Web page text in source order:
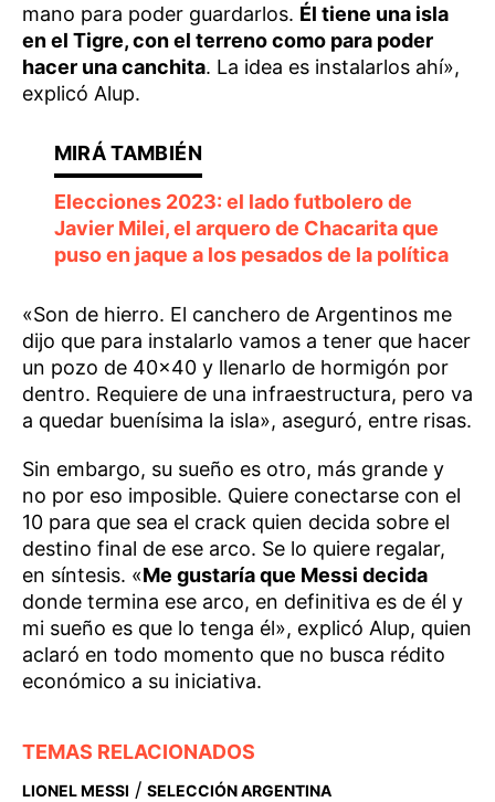
mano para poder guardarlos. Él tiene una isla
en el Tigre, con el terreno como para poder
hacer una canchita. La idea es instalarlos ahí»,
explicó Alup.
Elecciones 2023: el lado futbolero de
Javier Milei, el arquero de Chacarita que
puso en jaque a los pesados de la política
«Son de hierro. El canchero de Argentinos me
dijo que para instalarlo vamos a tener que hacer
un pozo de 40×40 y llenarlo de hormigón por
dentro. Requiere de una infraestructura, pero va
a quedar buenísima la isla», aseguró, entre risas.
Sin embargo, su sueño es otro, más grande y
no por eso imposible. Quiere conectarse con el
10 para que sea el crack quien decida sobre el
destino final de ese arco. Se lo quiere regalar,
en síntesis. «Me gustaría que Messi decida
donde termina ese arco, en definitiva es de él y
mi sueño es que lo tenga él», explicó Alup, quien
aclaró en todo momento que no busca rédito
económico a su iniciativa.
TEMAS RELACIONADOS
LIONEL MESSI / SELECCIÓN ARGENTINA